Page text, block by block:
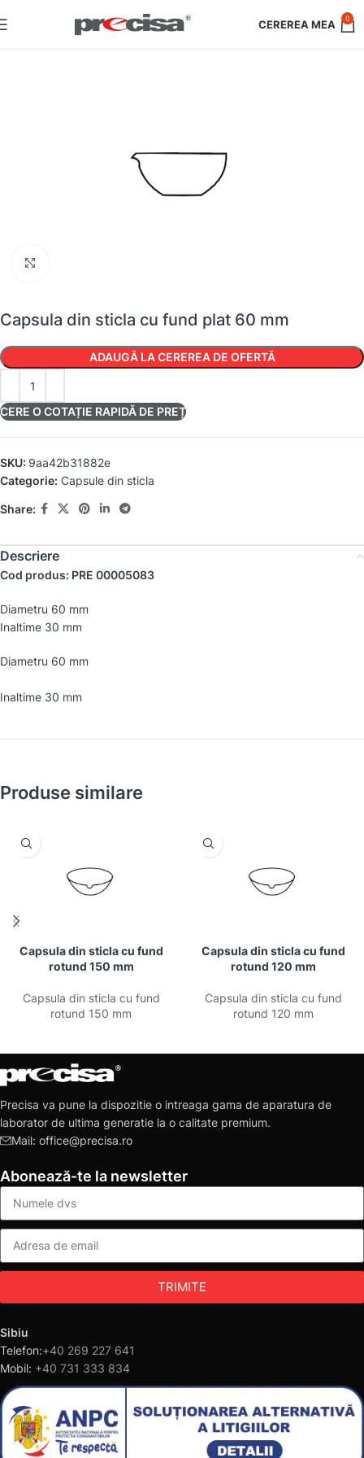
0
Capsula din sticla cu fund plat 60 mm
ADAUGĂ LA CEREREA DE OFERTĂ
CERE O COTAȚIE RAPIDĂ DE PREȚ
SKU: 9aa42b31882e
Categorie: Capsule din sticla
Share:
Descriere
Cod produs: PRE 00005083
Diametru 60 mm
Inaltime 30 mm
Diametru 60 mm
Inaltime 30 mm
Produse similare
Capsula din sticla cu fund
rotund 150 mm
Capsula din sticla cu fund
rotund 150 mm
Capsula din sticla cu fund
rotund 120 mm
Capsula din sticla cu fund
rotund 120 mm
Precisa va pune la dispozitie o intreaga gama de aparatura de
laborator de ultima generatie la o calitate premium.
Mail: office@precisa.ro
Abonează-te la newsletter
TRIMITE
Sibiu
Telefon:+40 269 227 641
Mobil: +40 731 333 834